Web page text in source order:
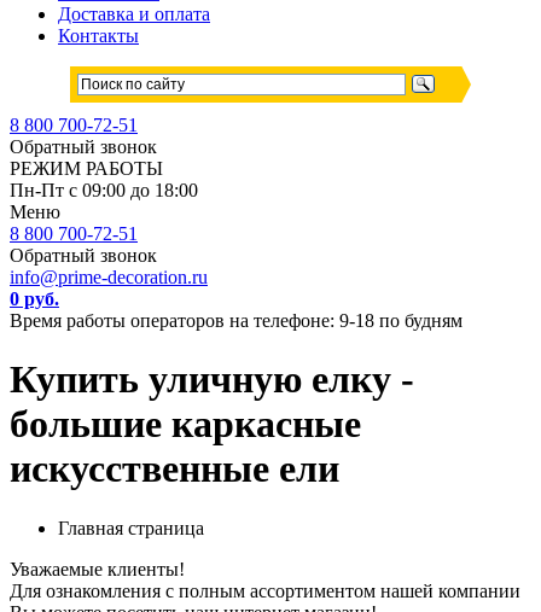
Доставка и оплата
Контакты
8 800 700-72-51
Обратный звонок
РЕЖИМ РАБОТЫ
Пн-Пт с 09:00 до 18:00
Меню
8 800 700-72-51
Обратный звонок
info@prime-decoration.ru
0 руб.
Время работы операторов на телефоне: 9-18 по будням
Купить уличную елку -
большие каркасные
искусственные ели
Главная страница
Уважаемые клиенты!
Для ознакомления с полным ассортиментом нашей компании